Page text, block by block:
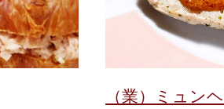
（業）ミュン